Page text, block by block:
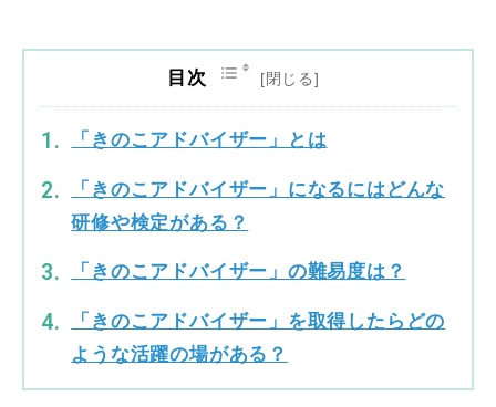
目次
「きのこアドバイザー」とは
「きのこアドバイザー」になるにはどんな
研修や検定がある？
「きのこアドバイザー」の難易度は？
「きのこアドバイザー」を取得したらどの
ような活躍の場がある？